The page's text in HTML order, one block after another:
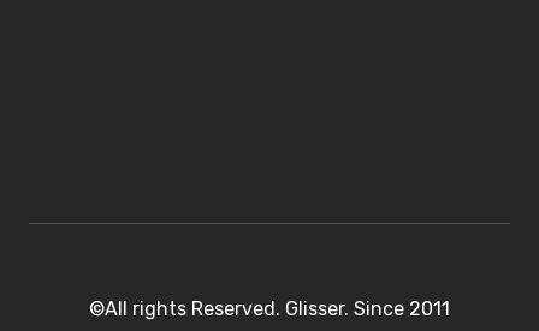
©All rights Reserved. Glisser. Since 2011